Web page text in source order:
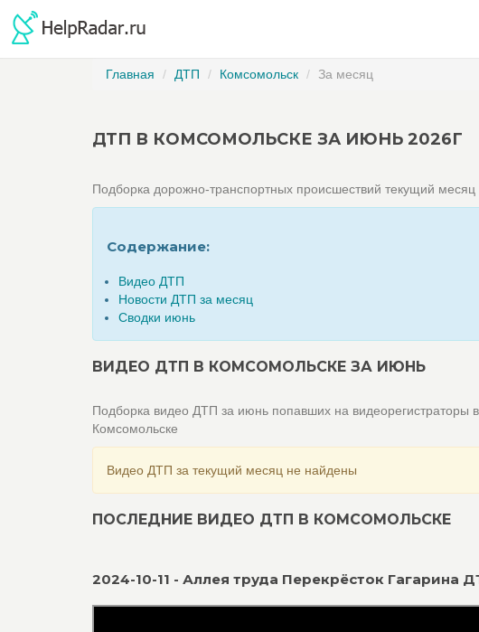
Главная ДТП Комсомольск За месяц
ДТП В КОМСОМОЛЬСКЕ ЗА ИЮНЬ 2026Г
Подборка дорожно-транспортных происшествий текущий месяц
Содержание:
Видео ДТП
Новости ДТП за месяц
Сводки июнь
ВИДЕО ДТП В КОМСОМОЛЬСКЕ ЗА ИЮНЬ
Подборка видео ДТП за июнь попавших на
Комсомольске
Видео ДТП за текущий месяц не найдены
ПОСЛЕДНИЕ ВИДЕО ДТП В КОМСОМОЛЬСКЕ
2024-10-11 - Аллея труда Перекрёсток Гагарина